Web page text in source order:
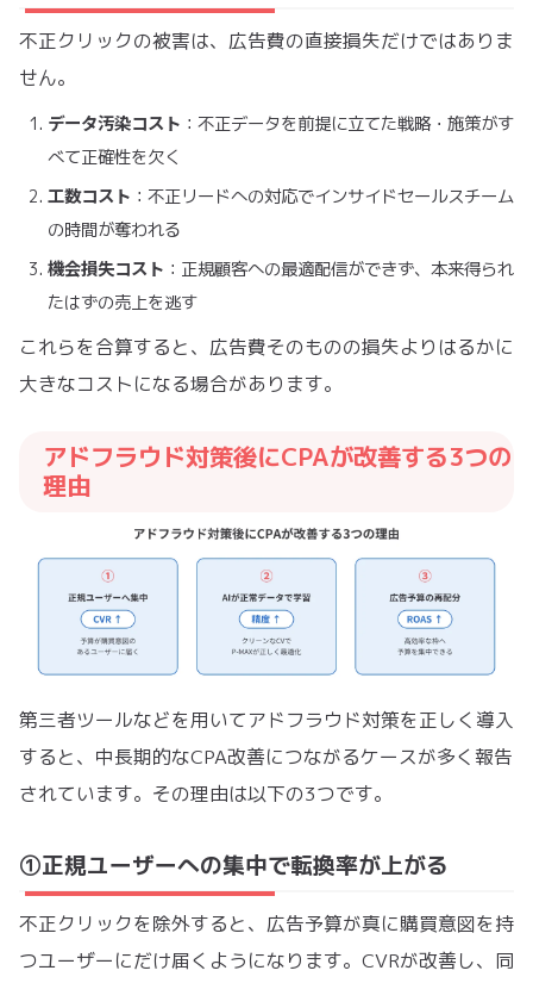
不正クリックの被害は、広告費の直接損失だけではありま
せん。
データ汚染コスト ：不正データを前提に立てた戦略・施策がす
べて正確性を欠く
工数コスト ：不正リードへの対応でインサイドセールスチーム
の時間が奪われる
機会損失コスト ：正規顧客への最適配信ができず、本来得られ
たはずの売上を逃す
これらを合算すると、広告費そのものの損失よりはるかに
大きなコストになる場合があります。
アドフラウド対策後にCPAが改善する3つの
理由
第三者ツールなどを用いてアドフラウド対策を正しく導入
すると、中長期的なCPA改善につながるケースが多く報告
されています。その理由は以下の3つです。
①正規ユーザーへの集中で転換率が上がる
不正クリックを除外すると、広告予算が真に購買意図を持
つユーザーにだけ届くようになります。CVRが改善し、同